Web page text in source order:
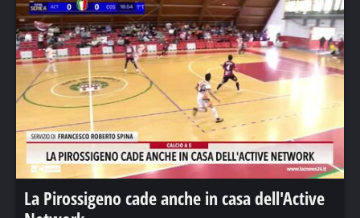
La Pirossigeno cade anche in casa dell'Active